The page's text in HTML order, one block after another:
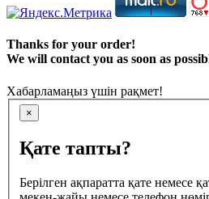
Thanks for your order!
We will contact you as soon as
Хабарламаңыз үшін рақмет!
×
Қате тапты?
Берілген ақпаратта қате немесе